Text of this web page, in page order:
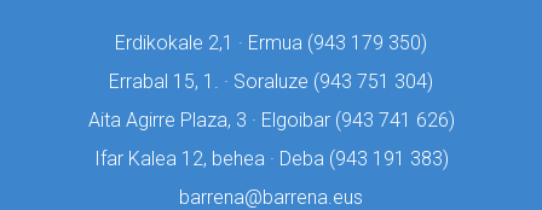
Erdikokale 2,1 · Ermua (943 179 350)
Errabal 15, 1. · Soraluze (943 751 304)
Aita Agirre Plaza, 3 · Elgoibar (943 741 626)
Ifar Kalea 12, behea · Deba (943 191 383)
barrena@barrena.eus